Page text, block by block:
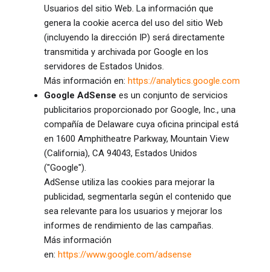
Usuarios del sitio Web. La información que
genera la cookie acerca del uso del sitio Web
(incluyendo la dirección IP) será directamente
transmitida y archivada por Google en los
servidores de Estados Unidos.
Más información en: https://analytics.google.com
Google AdSense es un conjunto de servicios
publicitarios proporcionado por Google, Inc., una
compañía de Delaware cuya oficina principal está
en 1600 Amphitheatre Parkway, Mountain View
(California), CA 94043, Estados Unidos
("Google").
AdSense utiliza las cookies para mejorar la
publicidad, segmentarla según el contenido que
sea relevante para los usuarios y mejorar los
informes de rendimiento de las campañas.
Más información
en: https://www.google.com/adsense